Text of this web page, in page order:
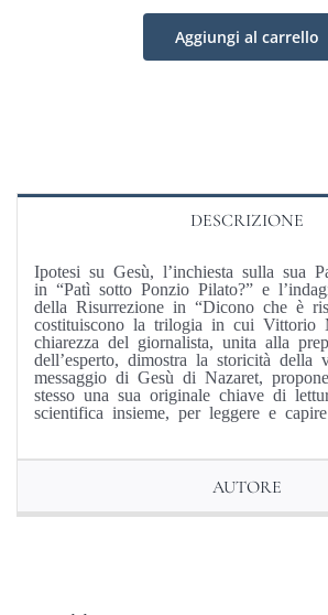
sulla
storicità
Aggiungi al carrello
DESCRIZIONE
Ipotesi su Gesù, l’inchiesta sulla sua
in “Patì sotto Ponzio Pilato?” e
della Risurrezione in “Dicono che è
costituiscono la trilogia in cui Vittorio
chiarezza del giornalista, unita alla
dell’esperto, dimostra la storicità della
messaggio di Gesù di Nazaret,
stesso una sua originale chiave di
scientifica insieme, per leggere e
AUTORE